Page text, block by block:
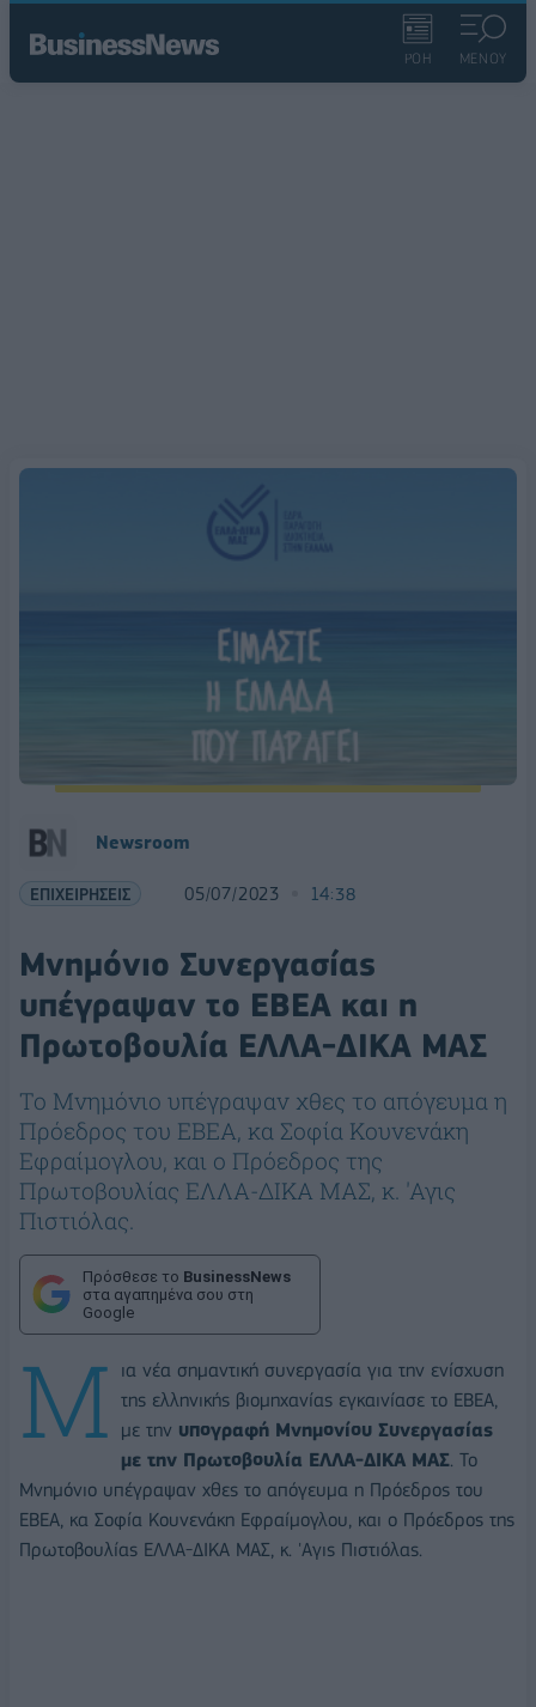
ΡΟΗ ΜΕΝΟΥ
Newsroom
ΕΠΙΧΕΙΡΗΣΕΙΣ 05/07/2023 14:38
Μνημόνιο Συνεργασίας
υπέγραψαν το ΕΒΕΑ και η
Πρωτοβουλία ΕΛΛΑ-ΔΙΚΑ ΜΑΣ
Το Μνημόνιο υπέγραψαν χθες το απόγευμα η
Πρόεδρος του ΕΒΕΑ, κα Σοφία Κουνενάκη
Εφραίμογλου, και ο Πρόεδρος της
Πρωτοβουλίας ΕΛΛΑ-ΔΙΚΑ ΜΑΣ, κ. 'Αγις
Πιστιόλας.
Πρόσθεσε το BusinessNews
στα αγαπημένα σου στη
Google
Μ ια νέα σημαντική συνεργασία για την ενίσχυση
της ελληνικής βιομηχανίας εγκαινίασε το ΕΒΕΑ,
με την υπογραφή Μνημονίου Συνεργασίας
με την Πρωτοβουλία ΕΛΛΑ-ΔΙΚΑ ΜΑΣ. Το
Μνημόνιο υπέγραψαν χθες το απόγευμα η Πρόεδρος του
ΕΒΕΑ, κα Σοφία Κουνενάκη Εφραίμογλου, και ο Πρόεδρος της
Πρωτοβουλίας ΕΛΛΑ-ΔΙΚΑ ΜΑΣ, κ. 'Αγις Πιστιόλας.